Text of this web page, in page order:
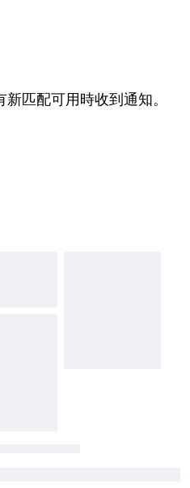
匹配可用時收到通知。